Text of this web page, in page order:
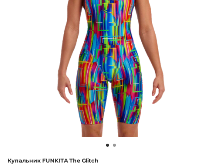
Купальник FUNKITA The Glitch